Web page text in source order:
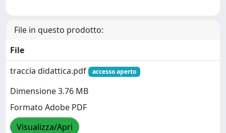
File in questo prodotto:
File
traccia didattica.pdf
accesso aperto
Dimensione 3.76 MB
Formato Adobe PDF
Visualizza/Apri